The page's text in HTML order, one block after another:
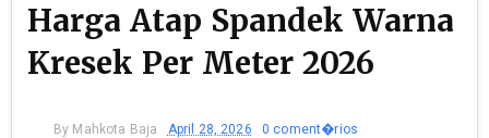
Harga Atap Spandek Warna
Kresek Per Meter 2026
By Mahkota Baja April 28, 2026 0 coment�rios